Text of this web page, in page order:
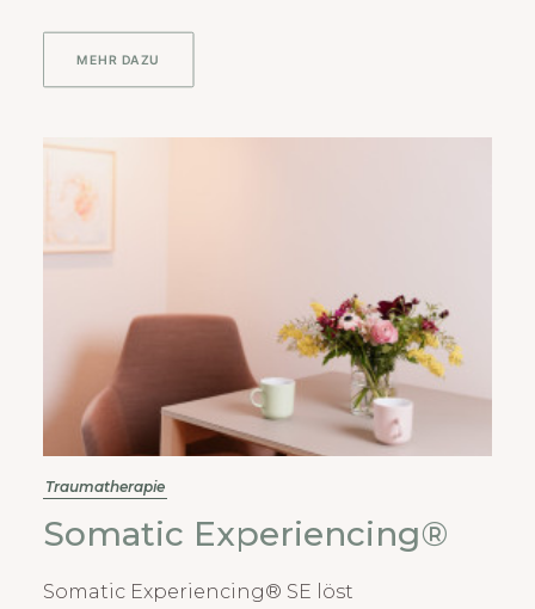
MEHR DAZU
Traumatherapie
Somatic Experiencing®
Somatic Experiencing® SE löst